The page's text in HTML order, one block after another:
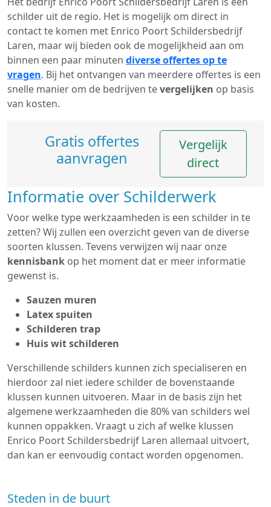
schilder uit de regio. Het is mogelijk om direct in
contact te komen met Enrico Poort Schildersbedrijf
Laren, maar wij bieden ook de mogelijkheid aan om
binnen een paar minuten diverse offertes op te
vragen. Bij het ontvangen van meerdere offertes is een
snelle manier om de bedrijven tevergelijken op basis
van kosten.
Gratis offertes
aanvragen
Vergelijk
direct
Informatie over Schilderwerk
Voor welke type werkzaamheden is een schilder in te
zetten? Wij zullen een overzicht geven van de diverse
soorten klussen. Tevens verwijzen wij naar onze
kennisbank op het moment dat er meer informatie
gewenst is.
Sauzen muren
Latex spuiten
Schilderen trap
Huis wit schilderen
Verschillende schilders kunnen zich specialiseren en
hierdoor zal niet iedere schilder de bovenstaande
klussen kunnen uitvoeren. Maar in de basis zijn het
algemene werkzaamheden die 80% van schilders wel
kunnen oppakken. Vraagt u zich af welke klussen
Enrico Poort Schildersbedrijf Laren allemaal uitvoert,
dan kan er eenvoudig contact worden opgenomen.
Steden in de buurt